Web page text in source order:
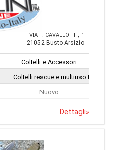
VIA F. CAVALLOTTI, 1
21052 Busto Arsizio
Coltelli e Accessori
Coltelli rescue e multiuso tattici
Nuovo
Dettagli»